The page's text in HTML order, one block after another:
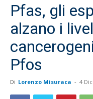
Pfas, gli
alzano i
Pfos
Di Lorenzo Misuraca - 4